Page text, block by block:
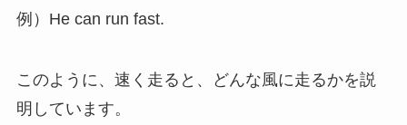
例）He can run fast.
このように、速く走ると、どんな風に走るかを説
明しています。